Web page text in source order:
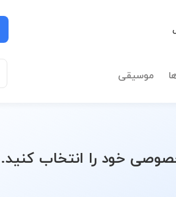
موسیقی
خود را انتخاب کنید.